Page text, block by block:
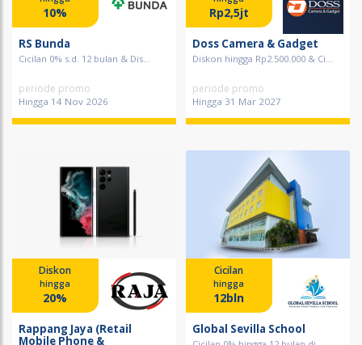
10%
RS Bunda
Cicilan 0% s.d. 12 bulan & Dis...
periode promo
Hingga 14 Nov 2026
Rp2,5jt
Doss Camera & Gadget
Diskon hingga Rp2.500.000 & Ci...
periode promo
Hingga 31 Mar 2027
Diskon
hingga
20%
Rappang Jaya (Retail
Mobile Phone &
Cicilan
hingga
12bln
Global Sevilla School